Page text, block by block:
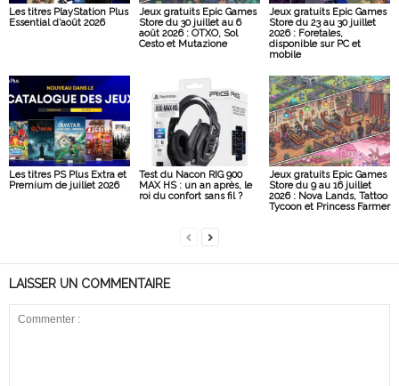
Les titres PlayStation Plus
Essential d’août 2026
Jeux gratuits Epic Games
Store du 30 juillet au 6
août 2026 : OTXO, Sol
Cesto et Mutazione
Jeux gratuits Epic Games
Store du 23 au 30 juillet
2026 : Foretales,
disponible sur PC et
mobile
Les titres PS Plus Extra et
Premium de juillet 2026
Test du Nacon RIG 900
MAX HS : un an après, le
roi du confort sans fil ?
Jeux gratuits Epic Games
Store du 9 au 16 juillet
2026 : Nova Lands, Tattoo
Tycoon et Princess Farmer
LAISSER UN COMMENTAIRE